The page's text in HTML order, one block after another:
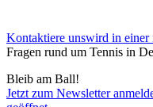
Kontaktiere unswird in einer
Fragen rund um Tennis in
Bleib am Ball!
Jetzt zum Newsletter